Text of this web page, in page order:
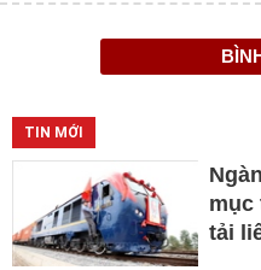
TIN MỚI
mục
tải